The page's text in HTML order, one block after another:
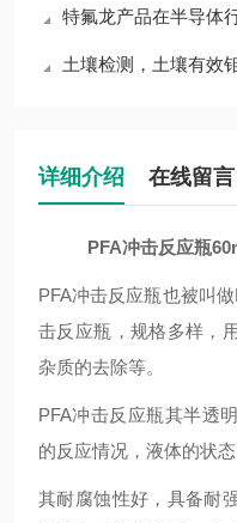
特氟龙产品在半导体
土壤检测，土壤有效
详细介绍 在线留言
PFA冲击反应瓶
PFA冲击反应瓶也被叫
击反应瓶，规格多样，
杂质的去除等。
PFA冲击反应瓶其半透
的反应情况，液体的状态
其耐腐蚀性好，具备耐